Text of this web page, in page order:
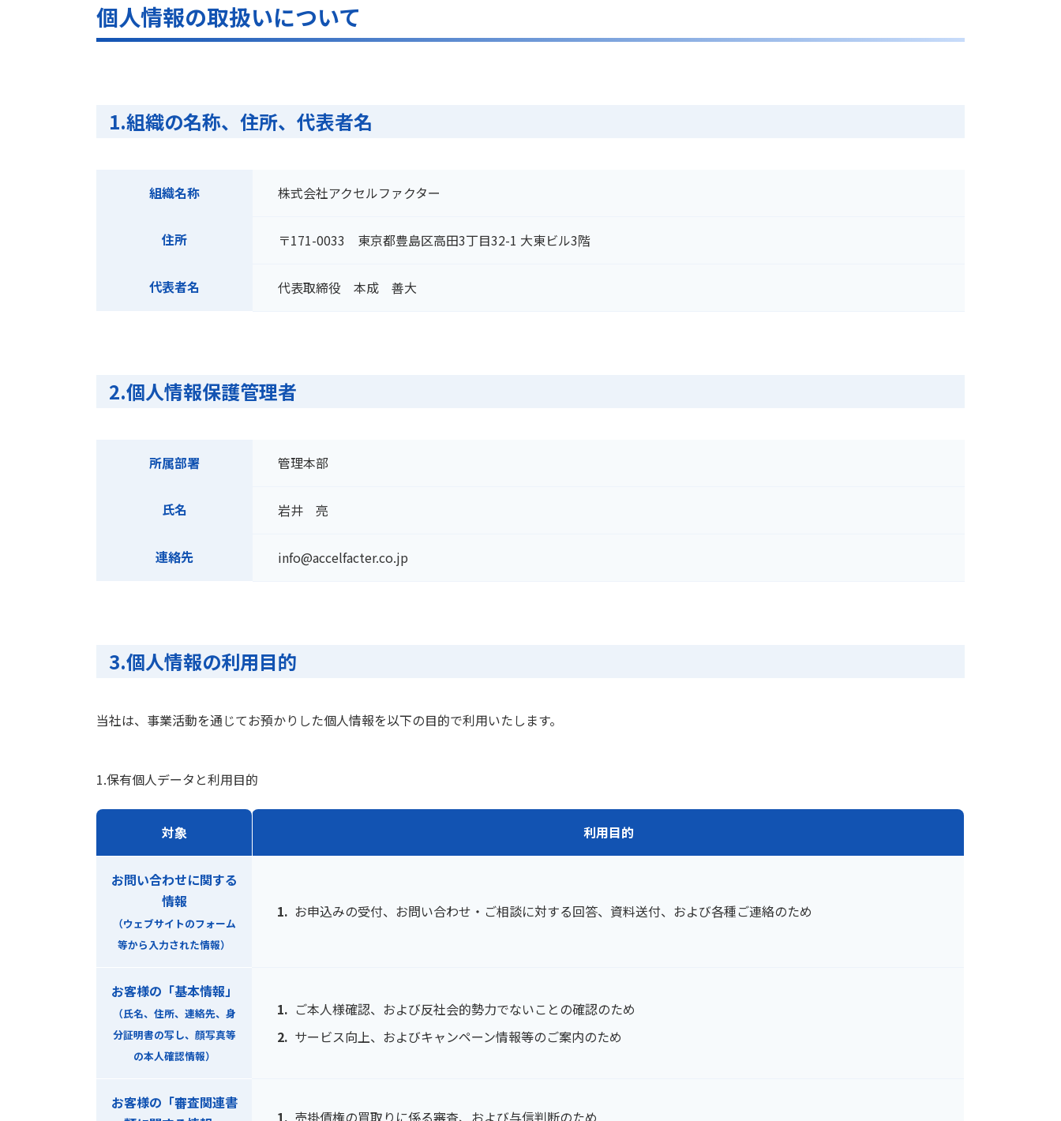
個人情報の取扱いについて
1.組織の名称、住所、代表者名
組織名称 株式会社アクセルファクター
住所 〒171-0033 東京都豊島区高田3丁目32-1 大東ビル3階
代表者名 代表取締役 本成 善大
2.個人情報保護管理者
所属部署 管理本部
氏名 岩井 亮
連絡先 info@accelfacter.co.jp
3.個人情報の利用目的
当社は、事業活動を通じてお預かりした個人情報を以下の目的で利用いたします。
1.保有個人データと利用目的
対象 利用目的
お問い合わせに関する
情報
（ウェブサイトのフォーム
等から入力された情報）
お申込みの受付、お問い合わせ・ご相談に対する回答、資料送付、および各種ご連絡のため
お客様の「基本情報」
（氏名、住所、連絡先、身
分証明書の写し、顔写真等
の本人確認情報）
ご本人様確認、および反社会的勢力でないことの確認のため
サービス向上、およびキャンペーン情報等のご案内のため
お客様の「審査関連書
売掛債権の買取りに係る審査、および与信判断のため